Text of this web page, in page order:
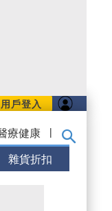
用戶登入
療健康 |
雜貨折扣